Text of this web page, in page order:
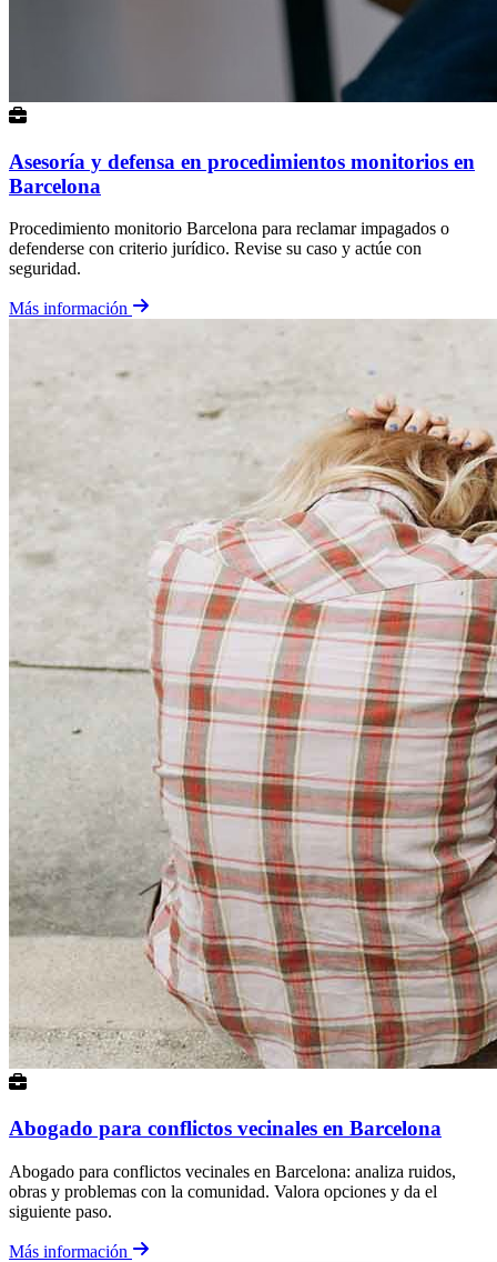
Asesoría y defensa en procedimientos monitorios en
Barcelona
Procedimiento monitorio Barcelona para reclamar impagados o
defenderse con criterio jurídico. Revise su caso y actúe con
seguridad.
Más información
Abogado para conflictos vecinales en Barcelona
Abogado para conflictos vecinales en Barcelona: analiza ruidos,
obras y problemas con la comunidad. Valora opciones y da el
siguiente paso.
Más información